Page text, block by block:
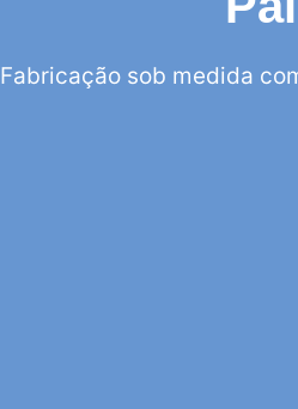
Fabricação sob medida